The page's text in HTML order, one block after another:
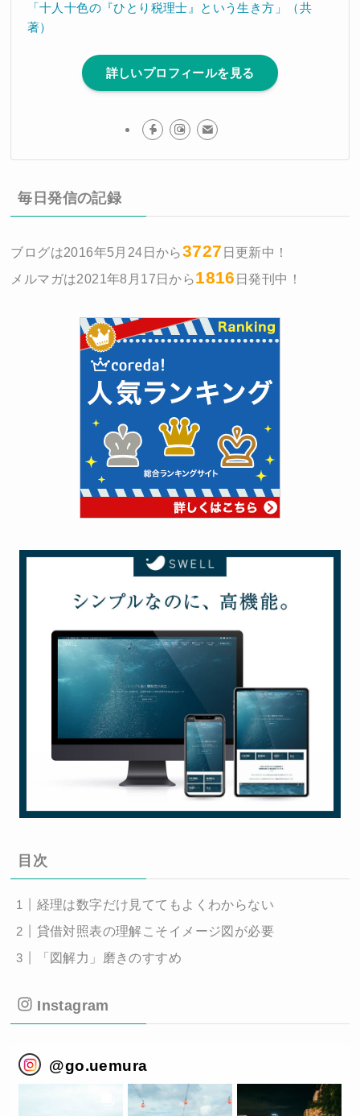
「十人十色の『ひとり税理士』という生き方」（共
著）
詳しいプロフィールを見る
毎日発信の記録
ブログは2016年5月24日から3727 日更新中！
メルマガは2021年8月17日から1816 日発刊中！
目次
経理は数字だけ見ててもよくわからない
貸借対照表の理解こそイメージ図が必要
「図解力」磨きのすすめ
Instagram
@go.uemura